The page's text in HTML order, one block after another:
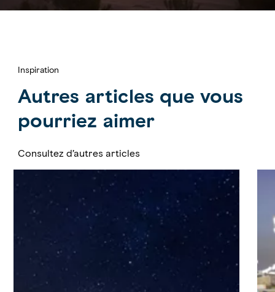
Inspiration
Autres articles que vous
pourriez aimer
Consultez d’autres articles